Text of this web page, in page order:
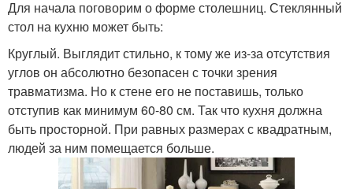
Для начала поговорим о форме столешниц. Стеклянный
стол на кухню может быть:
Круглый. Выглядит стильно, к тому же из-за отсутствия
углов он абсолютно безопасен с точки зрения
травматизма. Но к стене его не поставишь, только
отступив как минимум 60-80 см. Так что кухня должна
быть просторной. При равных размерах с квадратным,
людей за ним помещается больше.